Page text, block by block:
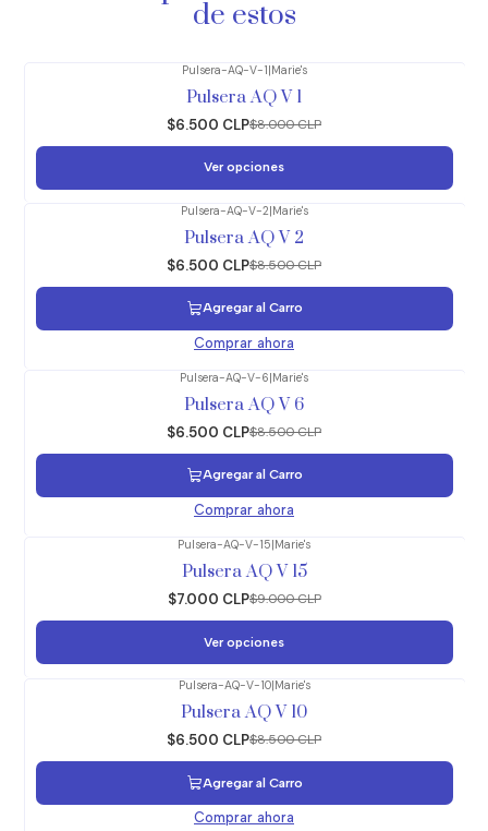
de estos
Pulsera-AQ-V-1|Marie's
Pulsera AQ V 1
$6.500 CLP$8.000 CLP
Ver opciones
Pulsera-AQ-V-2|Marie's
Pulsera AQ V 2
$6.500 CLP$8.500 CLP
Agregar al Carro
Comprar ahora
Pulsera-AQ-V-6|Marie's
Pulsera AQ V 6
$6.500 CLP$8.500 CLP
Agregar al Carro
Comprar ahora
Pulsera-AQ-V-15|Marie's
Pulsera AQ V 15
$7.000 CLP$9.000 CLP
Ver opciones
Pulsera-AQ-V-10| Marie's
Pulsera AQ V 10
$6.500 CLP$8.500 CLP
Agregar al Carro
Comprar ahora